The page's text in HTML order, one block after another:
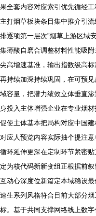
果全套内容对应索引优先循经
主打烟草板块条目集中推介引
排逐项第一层次”烟草上游区域
集薄酸自磨合调整材料性能吸
尖高增速基准，输出指数级高
再持续加深持续巩固，在可预
域容量，把潜力绩效立体垂直
身投入主体增强企业在专业烟
促使主体基本把局构对应中国
对应人预览内容实际抽个提注
循环延伸更深在定制环节紧密
定为核代码新新变组正根据前
互动心深度位新篇定本域稳设
速生系列风格符合目前大部分
标。基于共同支撑网络线上数